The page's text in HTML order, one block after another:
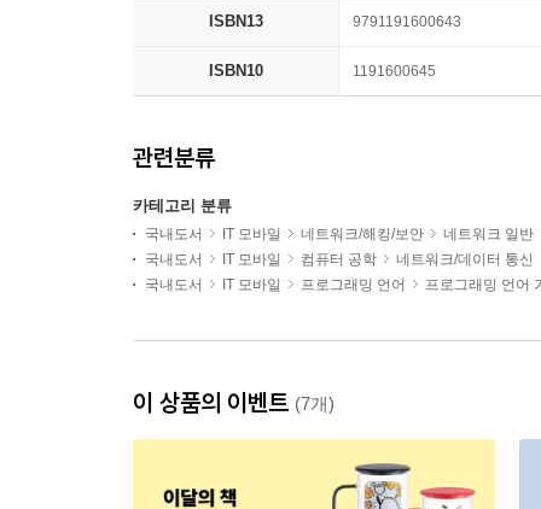
ISBN13 9791191600643
ISBN10 1191600645
관련분류
카테고리 분류
국내도서 IT 모바일 네트워크/해킹/보안
네트워크 일반
국내도서
IT 모바일 컴퓨터 공학
네트워크/데이터 통신
국내도서
IT 모바일 프로그래밍 언어 프로그래밍 언어
이 상품의 이벤트 (7개)